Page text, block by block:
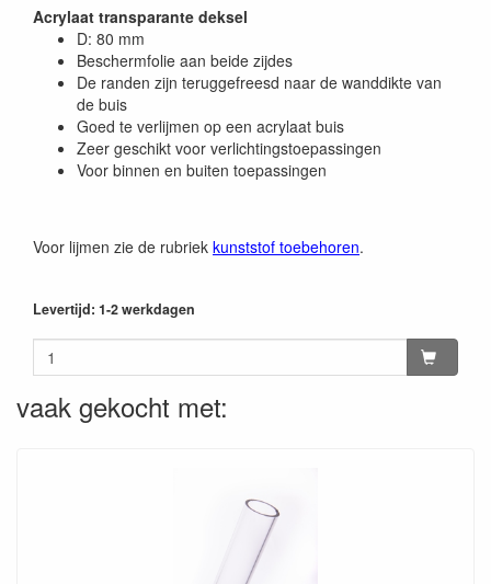
Acrylaat transparante deksel
D: 80 mm
Beschermfolie aan beide zijdes
De randen zijn teruggefreesd naar de wanddikte van
de buis
Goed te verlijmen op een acrylaat buis
Zeer geschikt voor verlichtingstoepassingen
Voor binnen en buiten toepassingen
Voor lijmen zie de rubriek kunststof toebehoren.
Levertijd: 1-2 werkdagen
vaak gekocht met: